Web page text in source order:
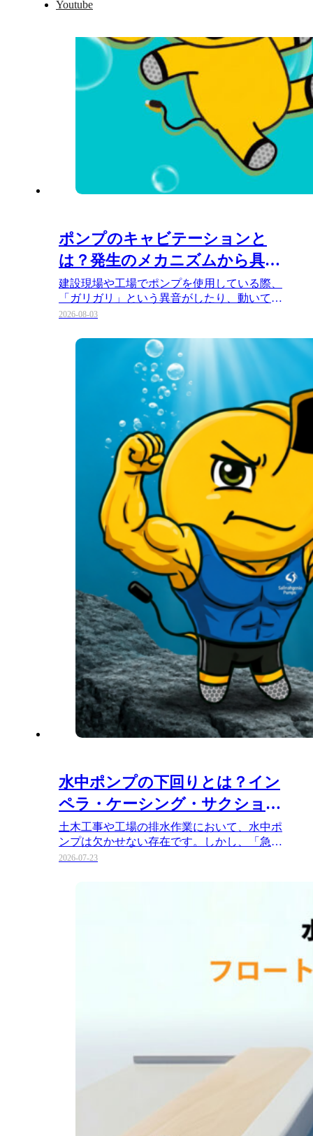
Youtube
ポンプのキャビテーションと
は？発生のメカニズムから具体
的な対策まで徹底解説！
建設現場や工場でポンプを使用している際、
「ガリガリ」という異音がしたり、動いてい
るはずなのに水が思うように出な…
2026-08-03
水中ポンプの下回りとは？イン
ペラ・ケーシング・サクション
カバーの役割と摩耗対策
土木工事や工場の排水作業において、水中ポ
ンプは欠かせない存在です。しかし、「急に
水の出が悪くなった」「異音がす…
2026-07-23